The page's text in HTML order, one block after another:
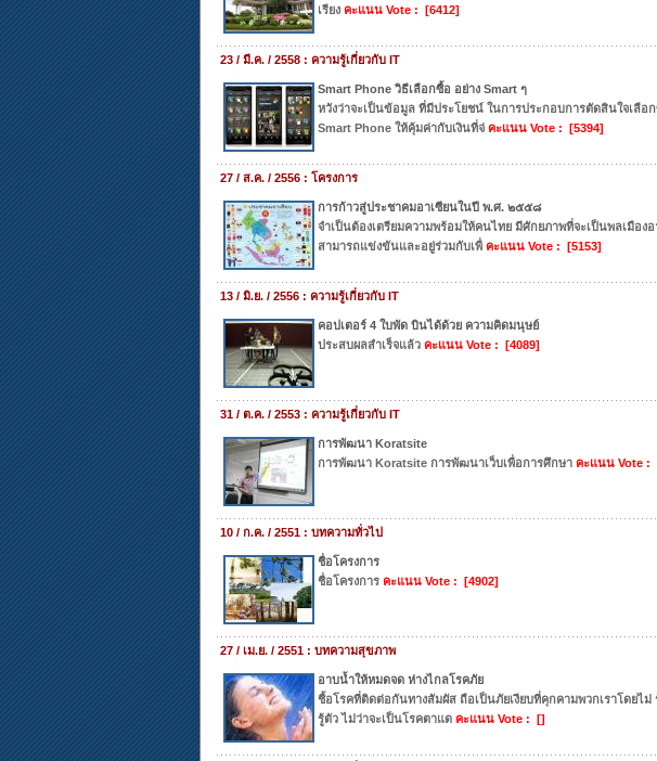
เรียง คะแนน Vote : [6412]
23 / มี.ค. / 2558 : ความรู้เกี่ยวกับ IT
Smart Phone วิธีเลือกซื้อ อย่าง Smart ๆ
หวังว่าจะเป็นข้อมูล ที่มีประโยชน์ ในการประกอบการตัดสินใจเลือ
Smart Phone ให้คุ้มค่ากับเงินที่จ่ คะแนน Vote : [5394]
27 / ส.ค. / 2556 : โครงการ
การก้าวสู่ประชาคมอาเซียนในปี พ.ศ. ๒๕๕๘
จำเป็นต้องเตรียมความพร้อมให้คนไทย มีศักยภาพที่จะเป็นพลเมืองอ
สามารถแข่งขันและอยู่ร่วมกับเพื่ คะแนน Vote : [5153]
13 / มิ.ย. / 2556 : ความรู้เกี่ยวกับ IT
คอปเตอร์ 4 ใบพัด บินได้ด้วย ความคิดมนุษย์
ประสบผลสำเร็จแล้ว คะแนน Vote : [4089]
31 / ต.ค. / 2553 : ความรู้เกี่ยวกับ IT
การพัฒนา Koratsite
การพัฒนา Koratsite การพัฒนาเว็บเพื่อการศึกษา คะแนน Vote :
10 / ก.ค. / 2551 : บทความทั่วไป
ชื่อโครงการ
ชื่อโครงการ คะแนน Vote : [4902]
27 / เม.ย. / 2551 : บทความสุขภาพ
อาบน้ำให้หมดจด ห่างไกลโรคภัย
ชื้อโรคที่ติดต่อกันทางสัมผัส ถือเป็นภัยเงียบที่คุกคามพวกเราโดยไม่
รู้ตัว ไม่ว่าจะเป็นโรคตาแด คะแนน Vote : []